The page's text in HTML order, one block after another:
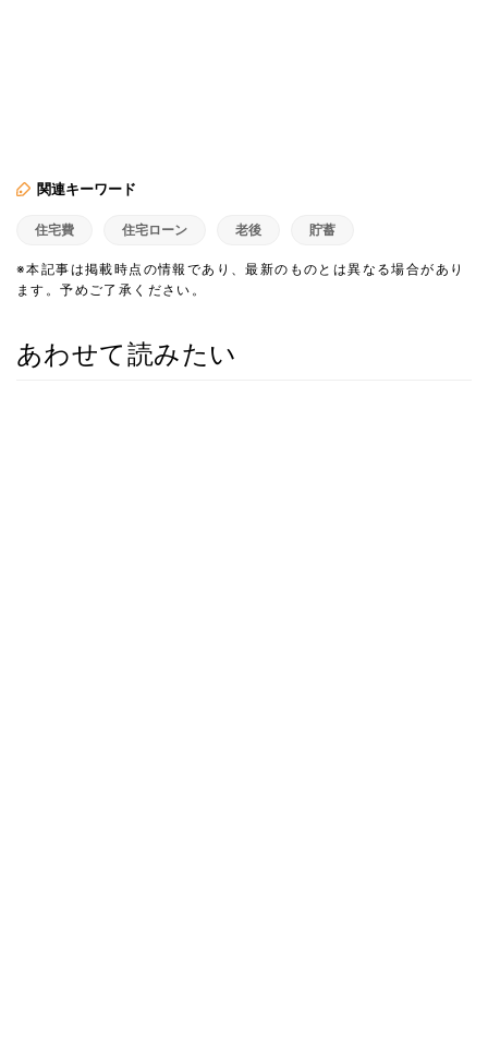
関連キーワード
住宅費 住宅ローン 老後 貯蓄
※本記事は掲載時点の情報であり、最新のものとは異なる場合があり
ます。予めご了承ください。
あわせて読みたい